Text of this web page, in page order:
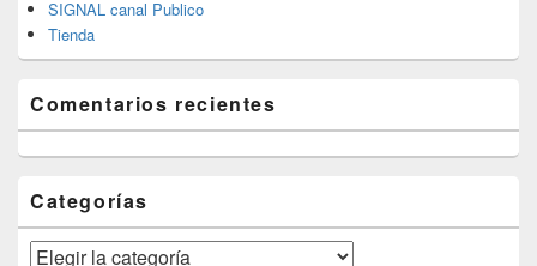
SIGNAL canal Publico
Tienda
Comentarios recientes
Categorías
Categorías